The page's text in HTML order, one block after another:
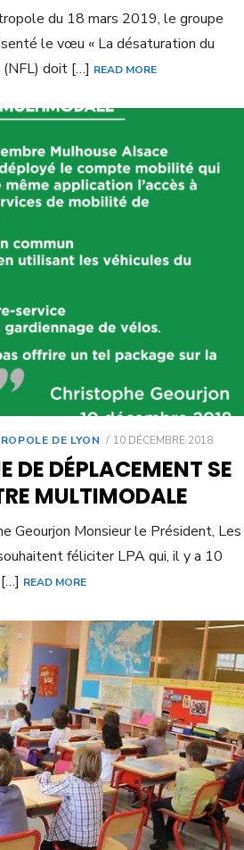
du 18 mars 2019, le groupe
le vœu « La désaturation du
doit […] READ MORE
DE LYON 10 DÉCEMBRE 2018
DE DÉPLACEMENT SE
MULTIMODALE
Geourjon Monsieur le Président, Les
féliciter LPA qui, il y a 10
READ MORE